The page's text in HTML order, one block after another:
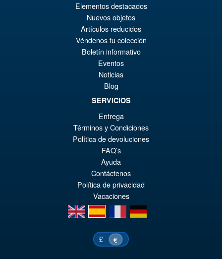
Elementos destacados
Nuevos objetos
Artículos reducidos
Véndenos tu colección
Boletín informativo
Eventos
Noticias
Blog
SERVICIOS
Entrega
Términos y Condiciones
Política de devoluciones
FAQ’s
Ayuda
Contáctenos
Política de privacidad
Vacaciones
en
es fr de
£ €